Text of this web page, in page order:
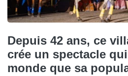
Depuis 42 ans, ce
crée un spectacle
monde que sa